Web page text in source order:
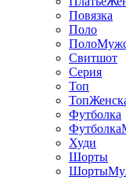
Повязка
Поло
Свитшот
Серия
Топ
Футболка
Худи
Шорты